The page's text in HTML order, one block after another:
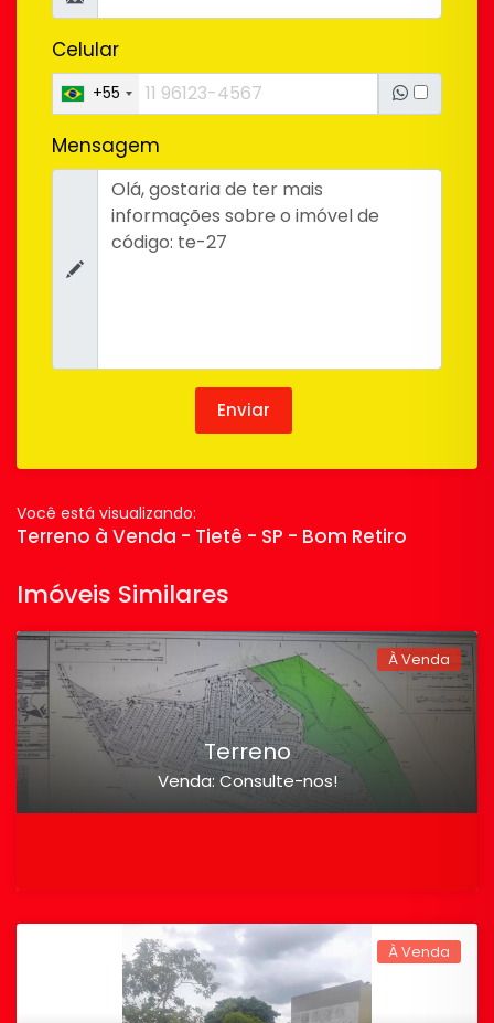
Celular
+55
Mensagem
Você está visualizando:
Terreno à Venda - Tietê - SP - Bom Retiro
Imóveis Similares
À Venda
Terreno
Venda: Consulte-nos!
À Venda